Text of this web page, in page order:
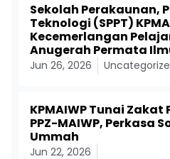
Sekolah Perakaunan,
Teknologi (SPPT)
Kecemerlangan
Anugerah Permata
Jun 26, 2026
KPMAIWP Tunai
PPZ-MAIWP, Perkasa
Ummah
Jun 22, 2026